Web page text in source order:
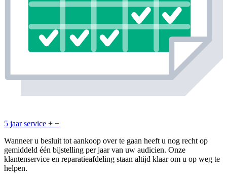
5 jaar service + −
Wanneer u besluit tot aankoop over te gaan heeft u nog recht op
gemiddeld één bijstelling per jaar van uw audicien. Onze
klantenservice en reparatieafdeling staan altijd klaar om u op weg te
helpen.